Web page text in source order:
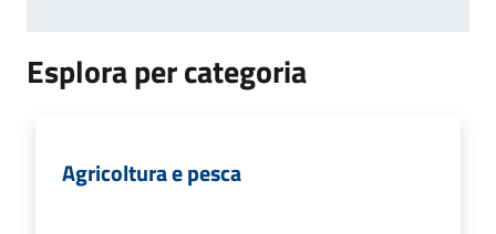
Esplora per categoria
Agricoltura e pesca